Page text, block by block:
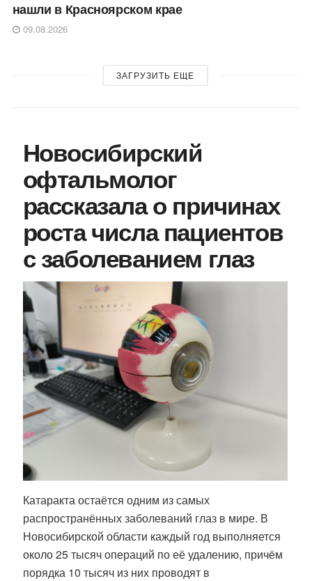
нашли в Красноярском крае
09.08.2026
ЗАГРУЗИТЬ ЕЩЕ
Новосибирский
офтальмолог
рассказала о причинах
роста числа пациентов
с заболеванием глаз
Катаракта остаётся одним из самых
распространённых заболеваний глаз в мире. В
Новосибирской области каждый год выполняется
около 25 тысяч операций по её удалению, причём
порядка 10 тысяч из них проводят в